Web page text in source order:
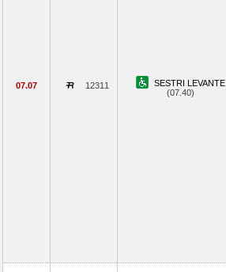
07.07 12311
SESTRI LEVANTE
(07.40)